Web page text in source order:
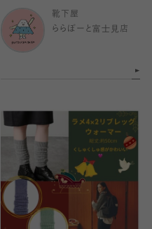
靴下屋
ららぽーと富士見店